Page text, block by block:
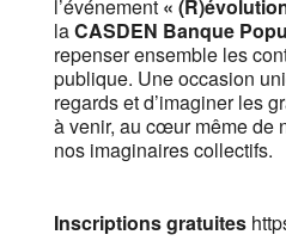
l’événement «
laCASDEN Banque
repenser ensemble les
publique. Une occasion
regards et d’imaginer les
à venir, au cœur même de
nos imaginaires collectifs.
Inscriptions gratuites